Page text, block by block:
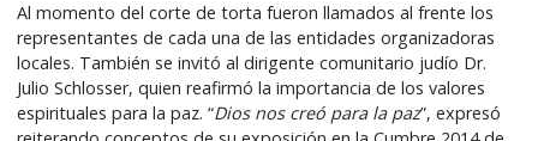
Al momento del corte de torta fueron llamados al frente los
representantes de cada una de las entidades organizadoras
locales. También se invitó al dirigente comunitario judío Dr.
Julio Schlosser, quien reafirmó la importancia de los valores
espirituales para la paz. “Dios nos creó para la paz”, expresó